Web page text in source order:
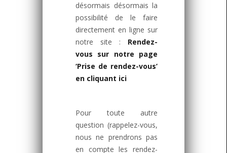
désormais désormais la
possibilité de le faire
directement en ligne sur
notre site : Rendez-
vous sur notre page
‘Prise de rendez-vous’
en cliquant ici
Pour toute autre
question (rappelez-vous,
nous ne prendrons pas
en compte les rendez-